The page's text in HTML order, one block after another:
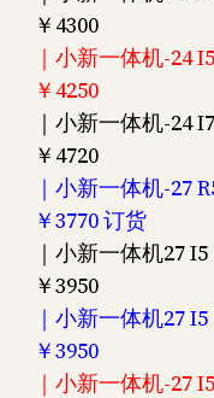
￥4300
｜小新一体机-24
￥4250
｜小新一体机-24
￥4720
｜小新一体机-27
￥3770 订货
｜小新一体机27
￥3950
｜小新一体机27
￥3950
｜小新一体机-27